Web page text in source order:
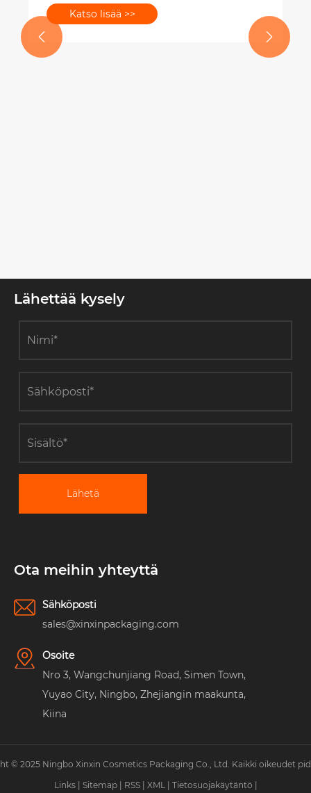
Katso lisää >>
 
Lähettää kysely
Lähetä
Ota meihin yhteyttä
Sähköposti
sales@xinxinpackaging.com
Osoite
Nro 3, Wangchunjiang Road, Simen Town,
Yuyao City, Ningbo, Zhejiangin maakunta,
Kiina
© 2025 Ningbo Xinxin Cosmetics Packaging Co., Ltd. Kaikki oikeudet
Links
Sitemap RSS XML Tietosuojakäytäntö